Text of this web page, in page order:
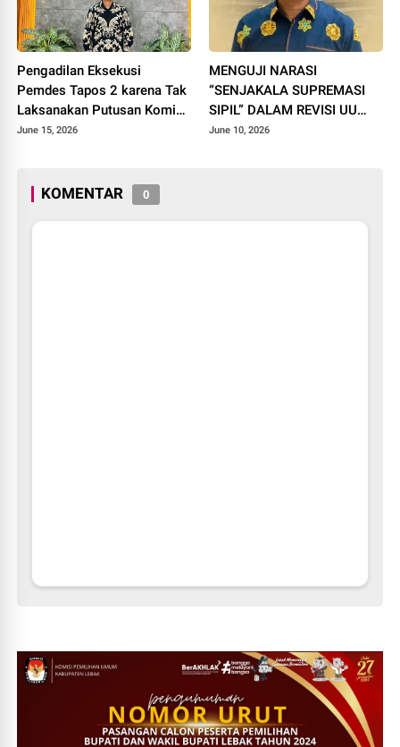
Pengadilan Eksekusi
Pemdes Tapos 2 karena Tak
Laksanakan Putusan Komisi
Informasi
June 15, 2026
MENGUJI NARASI
“SENJAKALA SUPREMASI
SIPIL” DALAM REVISI UU
POLRI
June 10, 2026
KOMENTAR 0